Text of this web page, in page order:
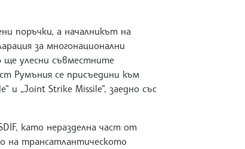
поръчки, а началникът на
за многонационални
ще улесни съвместните
Румъния се присъедини към
и „Joint Strike Missile“, заедно със
като неразделна част от
на трансатлантическото